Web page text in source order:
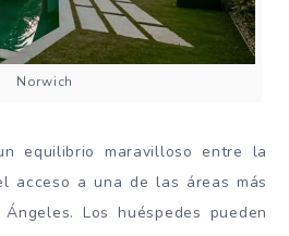
Norwich
equilibrio maravilloso entre la
acceso a una de las áreas más
Los huéspedes pueden